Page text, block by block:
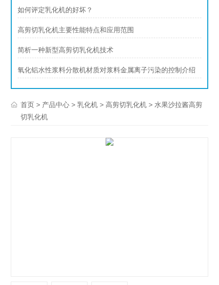
如何评定乳化机的好坏？
高剪切乳化机主要性能特点和应用范围
简析一种新型高剪切乳化机技术
氧化铝水性浆料分散机材质对浆料金属离子污染的控制介绍
首页 > 产品中心 >乳化机 >高剪切乳化机 > 水果沙拉酱高剪
切乳化机